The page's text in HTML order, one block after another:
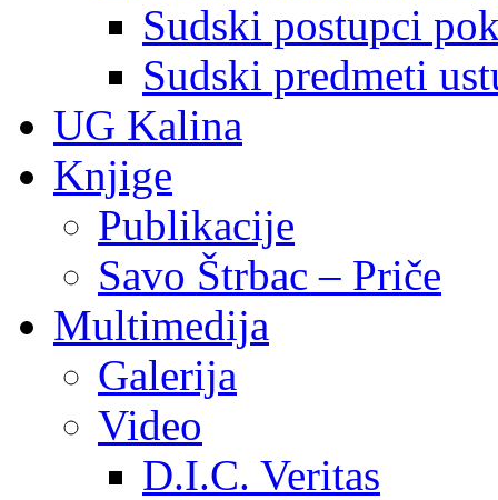
Sudski postupci
Sudski predmeti
UG Kalina
Knjige
Publikacije
Savo Štrbac – Priče
Multimedija
Galerija
Video
D.I.C. Veritas